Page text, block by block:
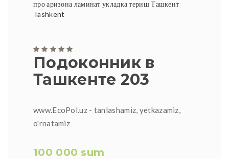
Подоконник в
Ташкенте 203
www.EcoPol.uz - tanlashamiz, yetkazamiz,
o'rnatamiz
100 000 sum